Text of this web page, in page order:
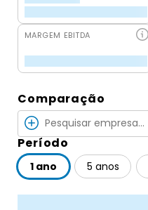
MARGEM EBITDA
Comparação
Período
1 ano 5 anos